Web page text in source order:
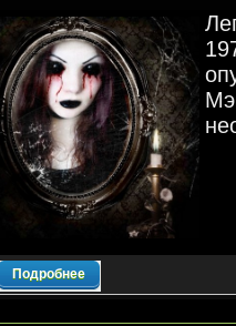
Подробнее